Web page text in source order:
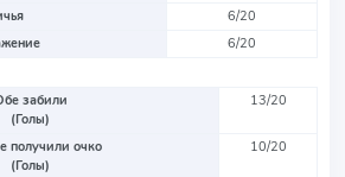
6/20
6/20
забили
(Голы)
13/20
получили очко
(Голы)
10/20